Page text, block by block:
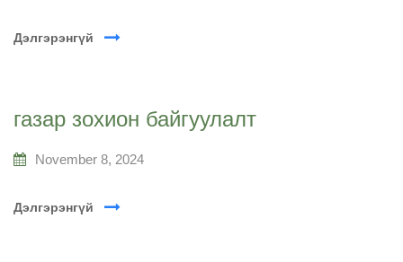
Дэлгэрэнгүй
газар зохион байгуулалт
November 8, 2024
Дэлгэрэнгүй